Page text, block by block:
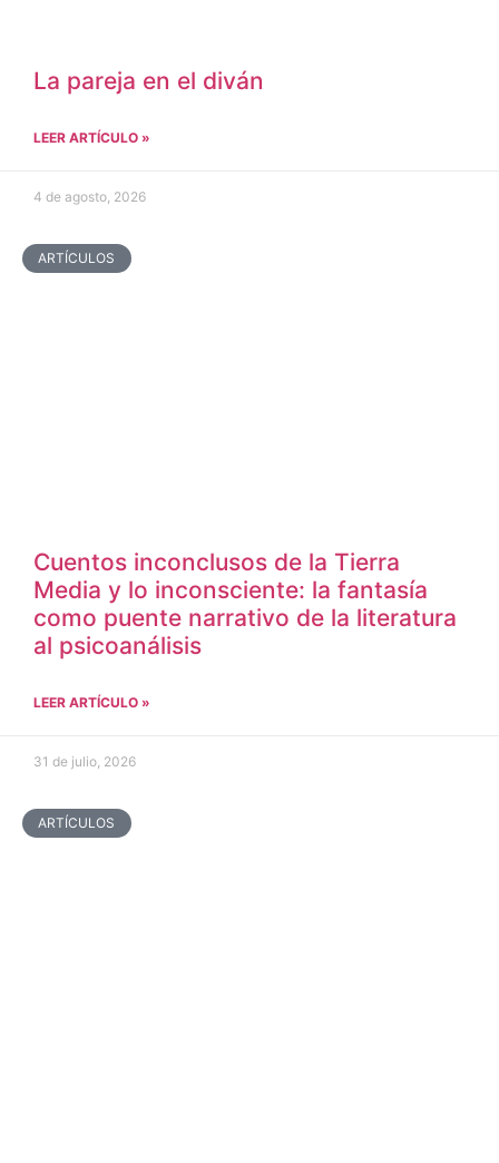
La pareja en el diván
LEER ARTÍCULO »
4 de agosto, 2026
ARTÍCULOS
Cuentos inconclusos de la Tierra
Media y lo inconsciente: la fantasía
como puente narrativo de la literatura
al psicoanálisis
LEER ARTÍCULO »
31 de julio, 2026
ARTÍCULOS